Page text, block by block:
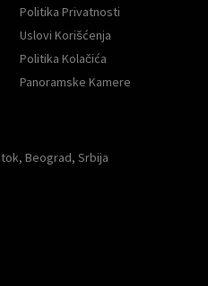
Politika Privatnosti
Uslovi Korišćenja
Politika Kolačića
Panoramske Kamere
Beograd, Srbija